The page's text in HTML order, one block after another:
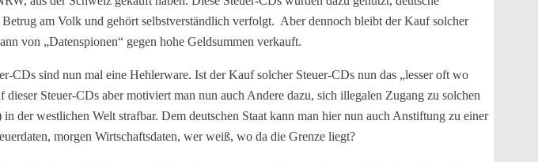
am Volk und gehört selbstverständlich verfolgt. Aber dennoch bleibt der Kauf solcher
von „Datenspionen“ gegen hohe Geldsummen verkauft.
CDs sind nun mal eine Hehlerware. Ist der Kauf solcher Steuer-CDs nun das „lesser oft wo
Steuer-CDs aber motiviert man nun auch Andere dazu, sich illegalen Zugang zu solchen
der westlichen Welt strafbar. Dem deutschen Staat kann man hier nun auch Anstiftung zu einer
morgen Wirtschaftsdaten, wer weiß, wo da die Grenze liegt?